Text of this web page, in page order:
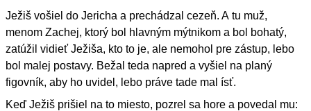
Ježiš vošiel do Jericha a prechádzal cezeň. A tu muž,
menom Zachej, ktorý bol hlavným mýtnikom a bol bohatý,
zatúžil vidieť Ježiša, kto to je, ale nemohol pre zástup, lebo
bol malej postavy. Bežal teda napred a vyšiel na planý
figovník, aby ho uvidel, lebo práve tade mal ísť.
Keď Ježiš prišiel na to miesto, pozrel sa hore a povedal mu: